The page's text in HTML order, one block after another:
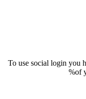
To use social login you
of